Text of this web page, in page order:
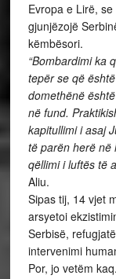
Evropa e Lirë,
gjunjëzojë
këmbësori.
“Bombardimi ka
tepër se që
domethënë
në fund.
kapitullimi i asaj
të parën herë në
qëllimi i luftës të
Aliu.
Sipas tij, 14 vjet
arsyetoi
Serbisë,
intervenimi
Por, jo vetëm